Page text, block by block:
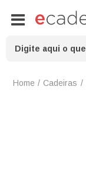
Cadeiras